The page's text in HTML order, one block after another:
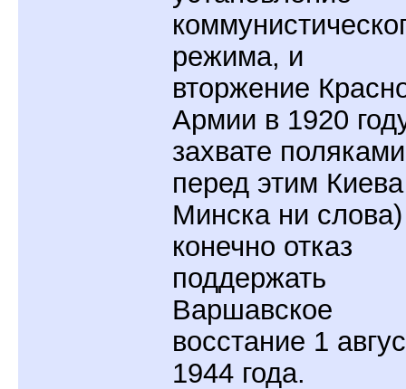
режима, и
вторжение
Армии в 1920
захвате поляками
перед этим
Минска ни
конечно отказ
поддержать
Варшавское
восстание 1
1944 года.